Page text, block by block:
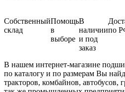
Собственный
склад
Помощь
в
выборе
В
наличии
и под
заказ
по
В нашем интернет-магазине
по каталогу и по размерам Вы
тракторов, комбайнов, автобусов,